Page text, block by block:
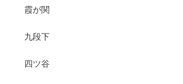
霞が関
九段下
四ツ谷